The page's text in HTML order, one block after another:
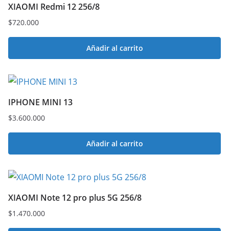
XIAOMI Redmi 12 256/8
$720.000
Añadir al carrito
IPHONE MINI 13
$3.600.000
Añadir al carrito
XIAOMI Note 12 pro plus 5G 256/8
$1.470.000